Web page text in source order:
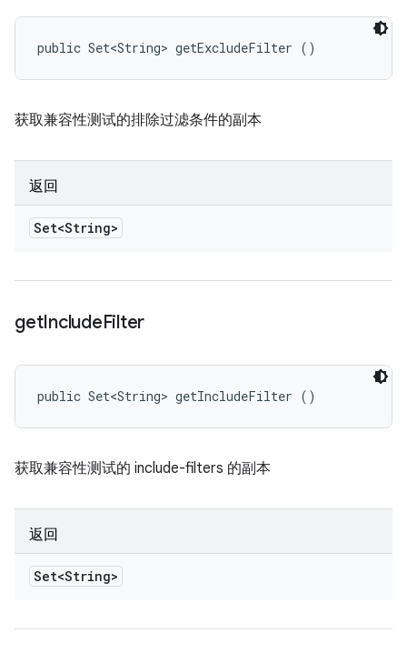
public Set<String> getExcludeFilter ()
获取兼容性测试的排除过滤条件的副本
返回
Set<String>
getIncludeFilter
public Set<String> getIncludeFilter ()
获取兼容性测试的 include-filters 的副本
返回
Set<String>